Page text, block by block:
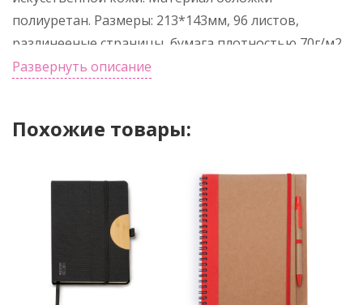
полиуретан. Размеры: 213*143мм, 96 листов,
разлинееные страницы, бумага плотностью 70г/м2,
срез прокрашен в цвет обложки. Ляссе в цвет
Развернуть описание
Похожие товары: